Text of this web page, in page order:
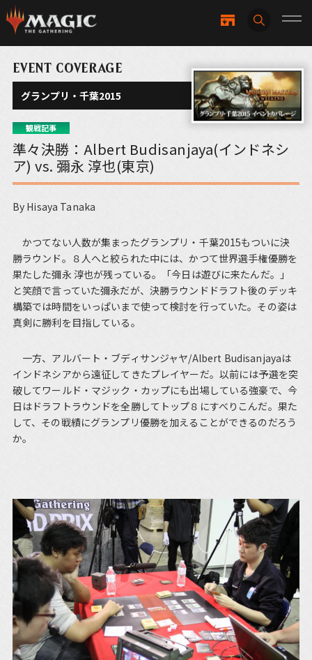
EVENT COVERAGE
グランプリ・千葉2015
観戦記事
準々決勝：Albert Budisanjaya(インドネシ
ア) vs. 彌永 淳也(東京)
By Hisaya Tanaka
かつてない人数が集まったグランプリ・千葉2015もついに決
勝ラウンド。８人へと絞られた中には、かつて世界選手権優勝を
果たした彌永 淳也が残っている。「今日は遊びに来たんだ。」
と笑顔で言っていた彌永だが、決勝ラウンドドラフト後のデッキ
構築では時間をいっぱいまで使って検討を行っていた。その姿は
真剣に勝利を目指している。
一方、アルバート・ブディサンジャヤ/Albert Budisanjayaは
インドネシアから遠征してきたプレイヤーだ。以前には予選を突
破してワールド・マジック・カップにも出場している強豪で、今
日はドラフトラウンドを全勝してトップ８にすべりこんだ。果た
して、その戦績にグランプリ優勝を加えることができるのだろう
か。